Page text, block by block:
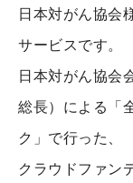
日本対がん協会
サービスです。
日本対がん協会
総長）による「
ク」で行った、
クラウドファン